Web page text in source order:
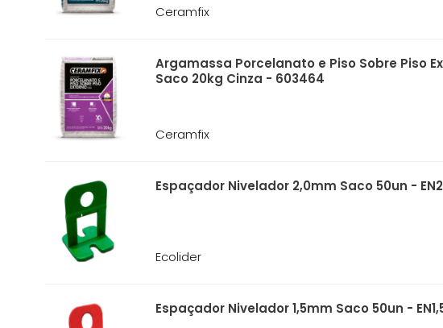
Ceramfix
Argamassa Porcelanato e Piso Sobre Piso
Saco 20kg Cinza - 603464
Ceramfix
Espaçador Nivelador 2,0mm Saco 50un - EN2
Ecolider
Espaçador Nivelador 1,5mm Saco 50un -